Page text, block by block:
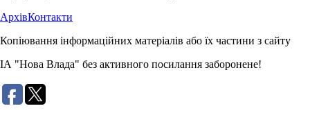
АрхівКонтакти
Копіювання інформаційних матеріалів або їх частини з сайту
ІА "Нова Влада" без активного посилання заборонене!